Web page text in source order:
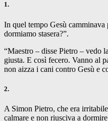
1.
In quel tempo Gesù camminava
dormiamo stasera?”.
“Maestro – disse Pietro – vedo
giusta. E così fecero. Vanno al
non aizza i cani contro Gesù e
2.
A Simon Pietro, che era
calmare e non riusciva a